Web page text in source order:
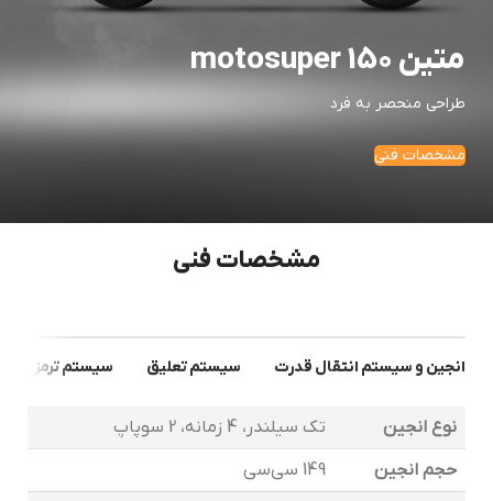
متین motosuper 150
طراحی منحصر به فرد
مشخصات فنی
مشخصات فنی
انجین و سیستم انتقال قدرت سیستم تعلیق سیستم ترمز
نوع انجین
تک سیلندر، 4 زمانه، 2 سوپاپ
حجم انجین
149 سی‌سی